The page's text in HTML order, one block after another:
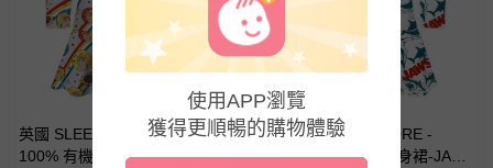
英國 SLEEP NO MORE -
100% 有機棉長袖連身裙-神力
英國 SLEEP NO MORE -
100% 有機棉長袖連身裙-JAWS
使用APP瀏覽
獲得更順暢的購物體驗